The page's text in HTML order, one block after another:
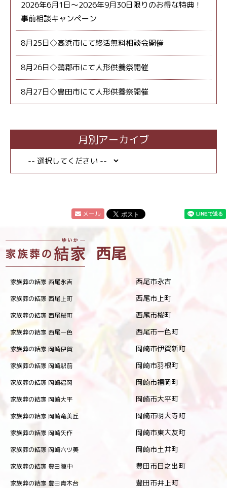
2026年6月1日～2026年9月30日限りのお得な特典！
事前相談キャンペーン
8月25日◇高浜市にて終活無料相談会開催
8月26日◇蒲郡市にて人形供養祭開催
8月27日◇豊田市にて人形供養祭開催
月別アーカイブ
メール
西尾
家族葬の結家 西尾永吉 西尾市永吉
家族葬の結家 西尾上町 西尾市上町
家族葬の結家 西尾桜町 西尾市桜町
家族葬の結家 西尾一色 西尾市一色町
家族葬の結家 岡崎伊賀 岡崎市伊賀新町
家族葬の結家 岡崎駅前 岡崎市羽根町
家族葬の結家 岡崎福岡 岡崎市福岡町
家族葬の結家 岡崎大平 岡崎市大平町
家族葬の結家 岡崎竜美丘 岡崎市明大寺町
家族葬の結家 岡崎矢作 岡崎市東大友町
家族葬の結家 岡崎六ツ美 岡崎市土井町
家族葬の結家 豊田陣中 豊田市日之出町
家族葬の結家 豊田青木台 豊田市井上町